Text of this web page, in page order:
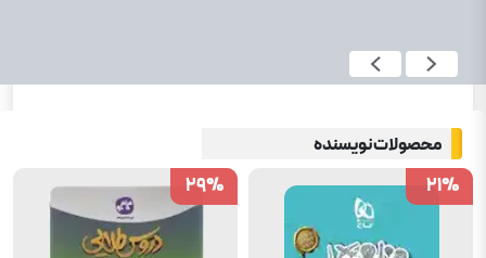
محصولات نویسنده
21%
21%
29%
29%